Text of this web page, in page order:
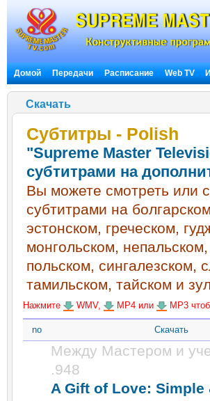
Домой Передачи Расписание Web TV
Скачать
Субтитры - Polish
"Supreme Master
субтитрами на
Вы можете смотреть или
субтитрами на
эстонском, греческом,
монгольском,
польском, сингалезском,
тамильском, тайском и
Нажмите WMV, MP4 или MP3
no Скачать
Между Мастером и
.948
A Gift of Love: Simple